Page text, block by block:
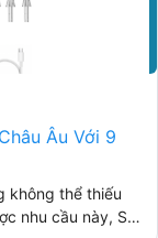
Âu Với 9
không thể thiếu
nhu cầu này, Sàn